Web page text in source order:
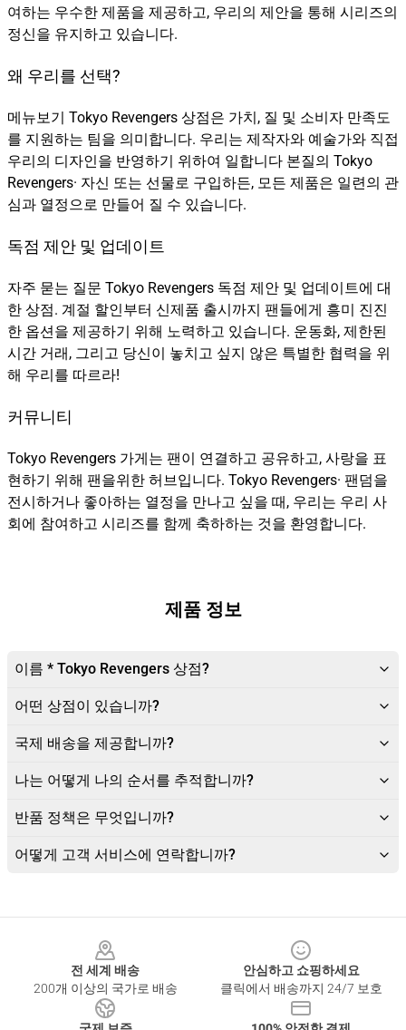
여하는 우수한 제품을 제공하고, 우리의 제안을 통해 시리즈의
정신을 유지하고 있습니다.
왜 우리를 선택?
메뉴보기 Tokyo Revengers 상점은 가치, 질 및 소비자 만족도
를 지원하는 팀을 의미합니다. 우리는 제작자와 예술가와 직접
우리의 디자인을 반영하기 위하여 일합니다 본질의 Tokyo
Revengers· 자신 또는 선물로 구입하든, 모든 제품은 일련의 관
심과 열정으로 만들어 질 수 있습니다.
독점 제안 및 업데이트
자주 묻는 질문 Tokyo Revengers 독점 제안 및 업데이트에 대
한 상점. 계절 할인부터 신제품 출시까지 팬들에게 흥미 진진
한 옵션을 제공하기 위해 노력하고 있습니다. 운동화, 제한된
시간 거래, 그리고 당신이 놓치고 싶지 않은 특별한 협력을 위
해 우리를 따르라!
커뮤니티
Tokyo Revengers 가게는 팬이 연결하고 공유하고, 사랑을 표
현하기 위해 팬을위한 허브입니다. Tokyo Revengers· 팬덤을
전시하거나 좋아하는 열정을 만나고 싶을 때, 우리는 우리 사
회에 참여하고 시리즈를 함께 축하하는 것을 환영합니다.
제품 정보
이름 * Tokyo Revengers 상점?
어떤 상점이 있습니까?
국제 배송을 제공합니까?
나는 어떻게 나의 순서를 추적합니까?
반품 정책은 무엇입니까?
어떻게 고객 서비스에 연락합니까?
전 세계 배송
200개 이상의 국가로 배송
안심하고 쇼핑하세요
클릭에서 배송까지 24/7 보호